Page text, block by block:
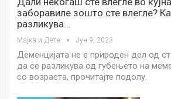
заборавиле зошто сте влегле?
разликува…
Мајка и Дете Јун 9, 2023
Деменцијата не е природен дел од
да се разликува од губењето на
со возраста, прочитајте подолу.